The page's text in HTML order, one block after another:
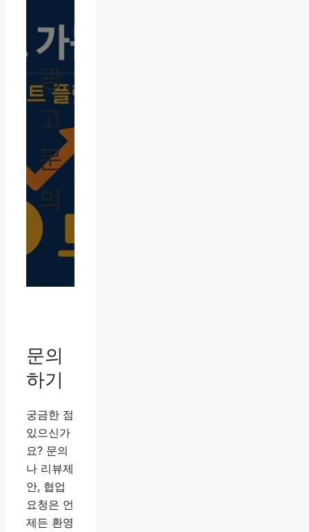
광
고
문
의
문의
하기
궁금한 점
있으신가
요? 문의
나 리뷰제
안, 협업
요청은 언
제든 환영